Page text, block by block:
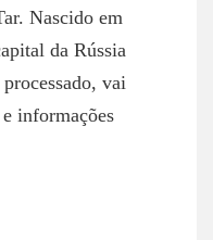
Nascido em
da Rússia
vai
informações